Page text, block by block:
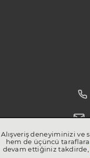
Alışveriş deneyiminizi
hem de üçüncü
devam ettiğiniz